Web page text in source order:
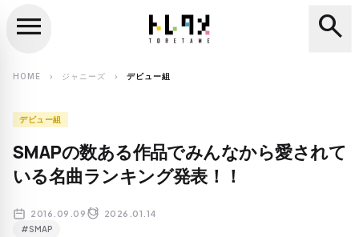
search
menu search
HOME chevron_right ジャニーズ chevron_right デビュー組
デビュー組
SMAPの数ある作品でみんなから愛されて
いる名曲ランキング発表！！
2016.09.09 2026.01.14
#SMAP